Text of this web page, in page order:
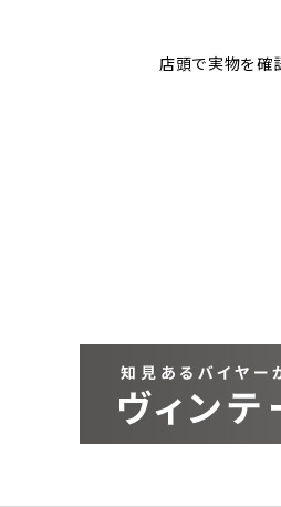
店頭で実物を確